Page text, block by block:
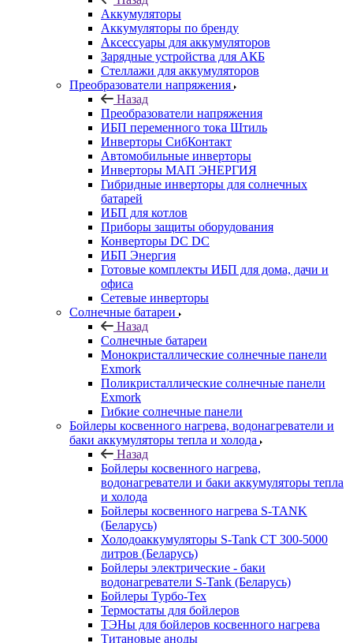
Аккумуляторы
Аккумуляторы по бренду
Аксессуары для аккумуляторов
Зарядные устройства для АКБ
Стеллажи для аккумуляторов
Преобразователи напряжения
Назад
Преобразователи напряжения
ИБП переменного тока Штиль
Инверторы СибКонтакт
Автомобильные инверторы
Инверторы МАП ЭНЕРГИЯ
Гибридные инверторы для солнечных
батарей
ИБП для котлов
Приборы защиты оборудования
Конверторы DC DC
ИБП Энергия
Готовые комплекты ИБП для дома, дачи и
офиса
Сетевые инверторы
Солнечные батареи
Назад
Солнечные батареи
Монокристаллические солнечные панели
Exmork
Поликристаллические солнечные панели
Exmork
Гибкие солнечные панели
Бойлеры косвенного нагрева, водонагреватели и
баки аккумуляторы тепла и холода
Назад
Бойлеры косвенного нагрева,
водонагреватели и баки аккумуляторы тепла
и холода
Бойлеры косвенного нагрева S-TANK
(Беларусь)
Холодоаккумуляторы S-Tank СТ 300-5000
литров (Беларусь)
Бойлеры электрические - баки
водонагреватели S-Tank (Беларусь)
Бойлеры Турбо-Тех
Термостаты для бойлеров
ТЭНы для бойлеров косвенного нагрева
Титановые аноды